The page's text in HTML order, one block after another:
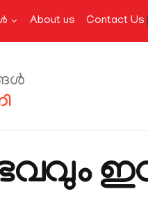
About us Contact Us